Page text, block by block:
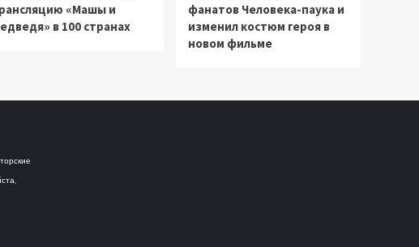
«Машы и
в 100 странах
фанатов Человека-паука и
изменил костюм героя в
новом фильме